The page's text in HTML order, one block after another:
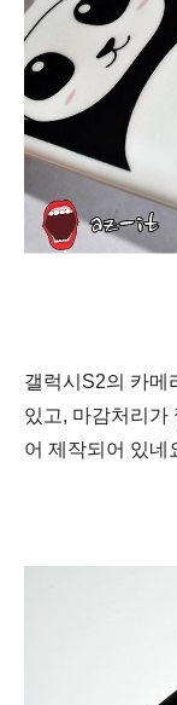
갤럭시S2의 카메
있고, 마감처리가
어 제작되어 있네